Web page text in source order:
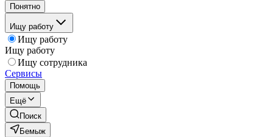
Понятно
Ищу работу
Ищу работу
Ищу работу
Ищу сотрудника
Сервисы
Помощь
Ещё
Поиск
Бемыж